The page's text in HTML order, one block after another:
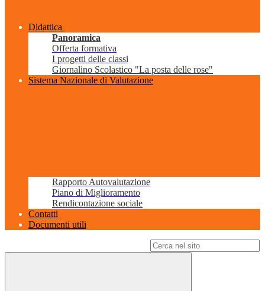
Didattica
Panoramica
Offerta formativa
I progetti delle classi
Giornalino Scolastico "La posta delle rose"
Sistema Nazionale di Valutazione
Rapporto Autovalutazione
Piano di Miglioramento
Rendicontazione sociale
Contatti
Documenti utili